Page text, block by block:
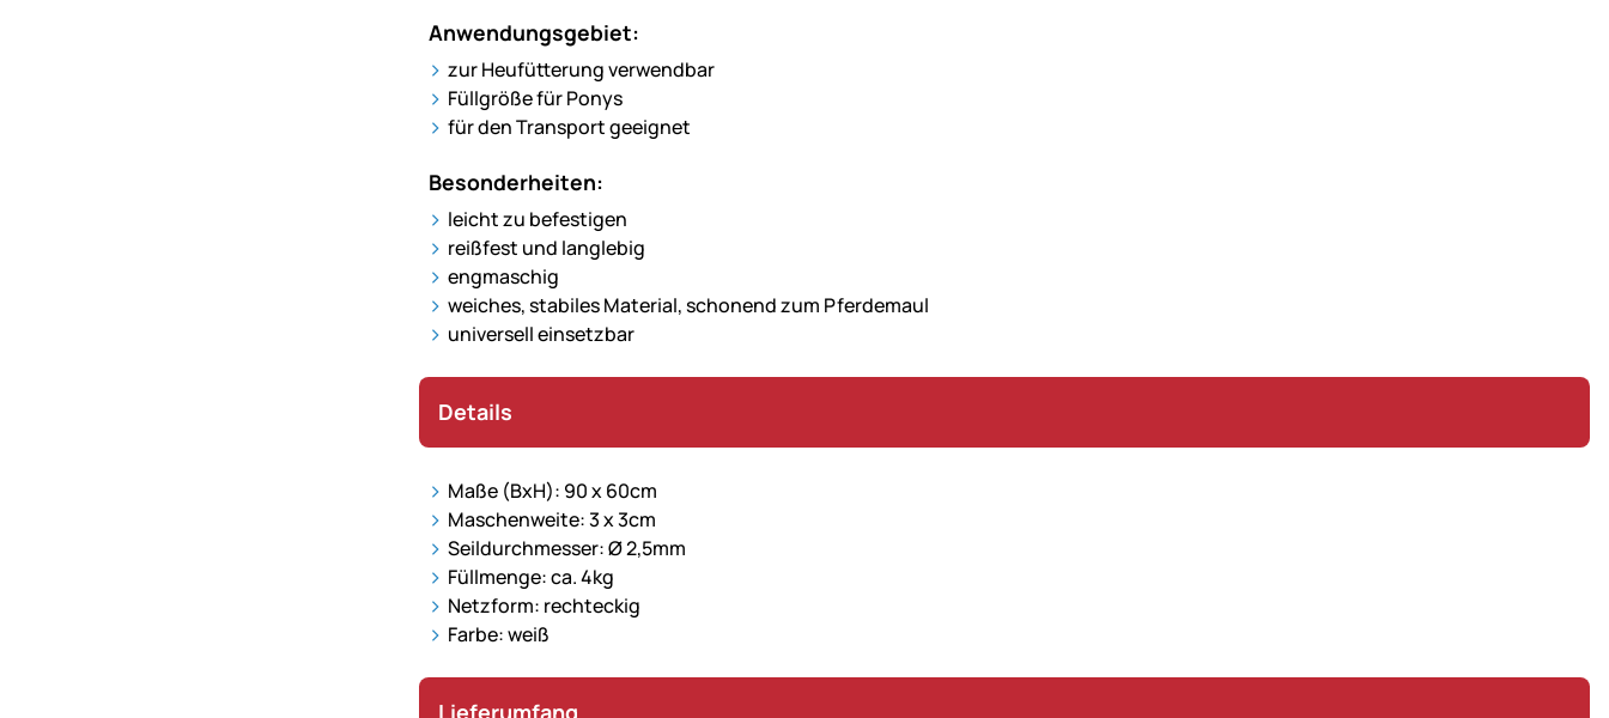
Anwendungsgebiet:
zur Heufütterung verwendbar
Füllgröße für Ponys
für den Transport geeignet
Besonderheiten:
leicht zu befestigen
reißfest und langlebig
engmaschig
weiches, stabiles Material, schonend zum Pferdemaul
universell einsetzbar
Details
Maße (BxH): 90 x 60cm
Maschenweite: 3 x 3cm
Seildurchmesser: Ø 2,5mm
Füllmenge: ca. 4kg
Netzform: rechteckig
Farbe: weiß